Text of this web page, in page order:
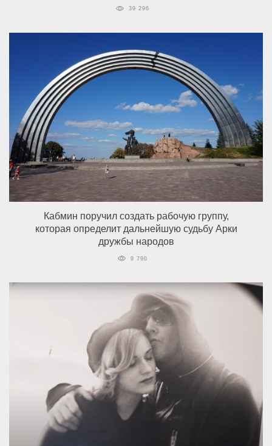
39 296
Кабмин поручил создать рабочую группу,
которая определит дальнейшую судьбу Арки
дружбы народов
9 790